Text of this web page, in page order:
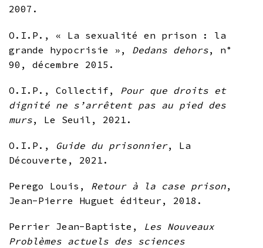
2007.
O.I.P., « La sexualité en prison : la
grande hypocrisie », Dedans dehors, n°
90, décembre 2015.
O.I.P., Collectif, Pour que droits et
dignité ne s’arrêtent pas au pied des
murs, Le Seuil, 2021.
O.I.P., Guide du prisonnier, La
Découverte, 2021.
Perego Louis, Retour à la case prison,
Jean-Pierre Huguet éditeur, 2018.
Perrier Jean-Baptiste, Les Nouveaux
Problèmes actuels des sciences